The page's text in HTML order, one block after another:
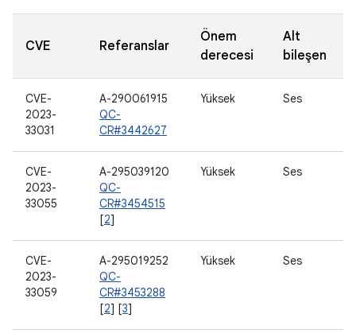
CVE Referanslar
Önem
derecesi
Alt
bileşen
CVE-
2023-
33031
A-290061915
QC-
CR#3442627
Yüksek Ses
CVE-
2023-
33055
A-295039120
QC-
CR#3454515
[2]
Yüksek Ses
CVE-
2023-
33059
A-295019252
QC-
CR#3453288
[2] [3]
Yüksek Ses